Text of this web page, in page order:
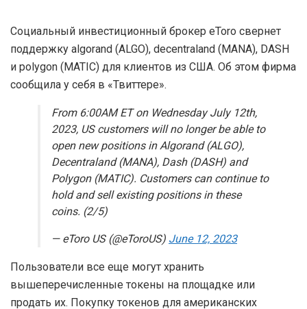
Социальный инвестиционный брокер eToro свернет
поддержку algorand (ALGO), decentraland (MANA), DASH
и polygon (MATIC) для клиентов из США. Об этом фирма
сообщила у себя в «Твиттере».
From 6:00AM ET on Wednesday July 12th,
2023, US customers will no longer be able to
open new positions in Algorand (ALGO),
Decentraland (MANA), Dash (DASH) and
Polygon (MATIC). Customers can continue to
hold and sell existing positions in these
coins. (2/5)
— eToro US (@eToroUS)June 12, 2023
Пользователи все еще могут хранить
вышеперечисленные токены на площадке или
продать их. Покупку токенов для американских